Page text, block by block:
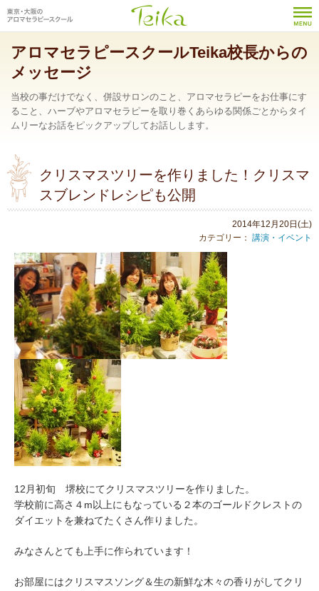
アロマセラピースクールTeika校長からの
メッセージ
当校の事だけでなく、併設サロンのこと、アロマセラピーをお仕事にす
ること、ハーブやアロマセラピーを取り巻くあらゆる関係ごとからタイ
ムリーなお話をピックアップしてお話しします。
クリスマスツリーを作りました！クリスマ
スブレンドレシピも公開
2014年12月20日(土)
カテゴリー： 講演・イベント
12月初旬 堺校にてクリスマスツリーを作りました。
学校前に高さ４m以上にもなっている２本のゴールドクレストの
ダイエットを兼ねてたくさん作りました。
みなさんとても上手に作られています！
お部屋にはクリスマスソング＆生の新鮮な木々の香りがしてクリ